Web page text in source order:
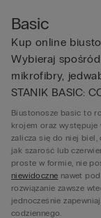
Basic
Kup online
Wybieraj
mikrofibry,
STANIK BASIC:
Biustonosze basic to
krojem oraz
zalicza się do niej biel,
jak szarość lub
proste w formie, nie
niewidoczne nawet
rozwiązanie zawsze
jednocześnie
codziennego.